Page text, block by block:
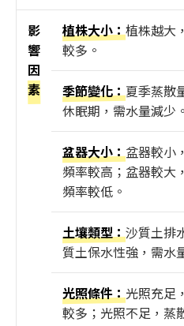
影
響
因
素
植株大小：植株越大
較多。
季節變化：夏季蒸散
休眠期，需水量減少。
盆器大小：盆器較小
頻率較高；盆器較大
頻率較低。
土壤類型：沙質土排
質土保水性強，需水
光照條件：光照充足
較多；光照不足，蒸